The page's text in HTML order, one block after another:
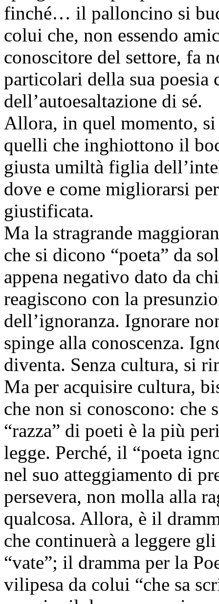
finché… il palloncino si
colui che, non essendo
conoscitore del settore, fa
particolari della sua poesia
dell’autoesaltazione di sé.
Allora, in quel momento,
quelli che inghiottono il
giusta umiltà figlia
dove e come migliorarsi
giustificata.
Ma la stragrande
che si dicono “poeta” da
appena negativo dato da
reagiscono con la
dell’ignoranza. Ignorare
spinge alla conoscenza.
diventa. Senza cultura, si
Ma per acquisire cultura,
che non si conoscono: che
“razza” di poeti è la più
legge. Perché, il “poeta
nel suo atteggiamento di
persevera, non molla alla
qualcosa. Allora, è il
che continuerà a leggere
“vate”; il dramma per la
vilipesa da colui “che sa